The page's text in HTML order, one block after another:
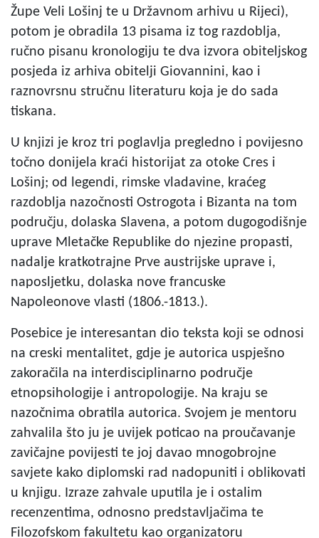
Župe Veli Lošinj te u Državnom arhivu u Rijeci),
potom je obradila 13 pisama iz tog razdoblja,
ručno pisanu kronologiju te dva izvora obiteljskog
posjeda iz arhiva obitelji Giovannini, kao i
raznovrsnu stručnu literaturu koja je do sada
tiskana.
U knjizi je kroz tri poglavlja pregledno i povijesno
točno donijela kraći historijat za otoke Cres i
Lošinj; od legendi, rimske vladavine, kraćeg
razdoblja nazočnosti Ostrogota i Bizanta na tom
području, dolaska Slavena, a potom dugogodišnje
uprave Mletačke Republike do njezine propasti,
nadalje kratkotrajne Prve austrijske uprave i,
naposljetku, dolaska nove francuske
Napoleonove vlasti (1806.-1813.).
Posebice je interesantan dio teksta koji se odnosi
na creski mentalitet, gdje je autorica uspješno
zakoračila na interdisciplinarno područje
etnopsihologije i antropologije. Na kraju se
nazočnima obratila autorica. Svojem je mentoru
zahvalila što ju je uvijek poticao na proučavanje
zavičajne povijesti te joj davao mnogobrojne
savjete kako diplomski rad nadopuniti i oblikovati
u knjigu. Izraze zahvale uputila je i ostalim
recenzentima, odnosno predstavljačima te
Filozofskom fakultetu kao organizatoru